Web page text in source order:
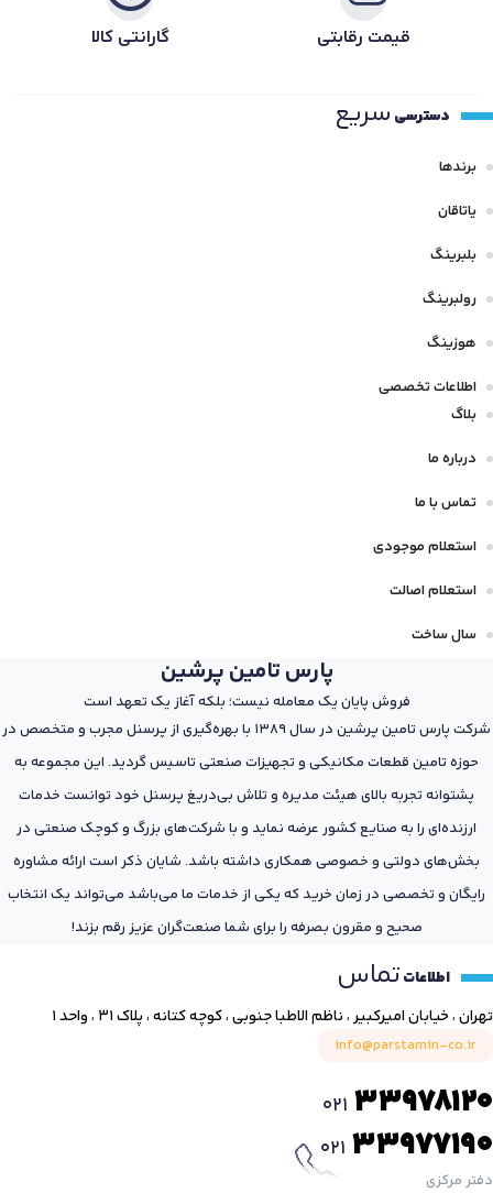
قیمت رقابتی گارانتی کالا
دسترسی سریع
برندها
یاتاقان
بلبرینگ
رولبرینگ
هوزینگ
اطلاعات تخصصی
بلاگ
درباره ما
تماس با ما
استعلام موجودی
استعلام اصالت
سال ساخت
پارس تامین پرشین
فروش پایان یک معامله نیست؛ بلکه آغاز یک تعهد است
شرکت پارس تامین پرشین در سال 1389 با بهره‌گیری از پرسنل مجرب و متخصص در
حوزه تامین قطعات مکانیکی و تجهیزات صنعتی تاسیس گردید. این مجموعه به
پشتوانه تجربه بالای هیئت مدیره و تلاش بی‌دریغ پرسنل خود توانست خدمات
ارزنده‌ای را به صنایع کشور عرضه نماید و با شرکت‌های بزرگ و کوچک صنعتی در
بخش‌های دولتی و خصوصی همکاری داشته باشد. شایان ذکر است ارائه مشاوره
رایگان و تخصصی در زمان خرید که یکی از خدمات ما می‌باشد می‌تواند یک انتخاب
صحیح و مقرون بصرفه را برای شما صنعت‌گران عزیز رقم بزند!
اطلاعاتتماس
تهران ، خیابان امیرکبیر ، ناظم الاطبا جنوبی ، کوچه کتانه ، پلاک ۳۱ ، واحد ۱
info@parstamin-co.ir
021 33978120
021 33977190
دفتر مرکزی